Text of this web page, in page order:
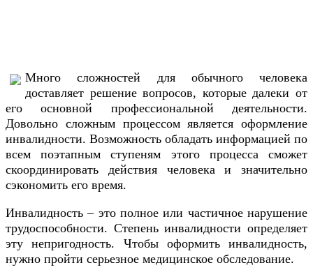
Много сложностей для обычного человека
доставляет решение вопросов, которые далеки от
его основной профессиональной деятельности.
Довольно сложным процессом является оформление
инвалидности. Возможность обладать информацией по
всем поэтапным ступеням этого процесса сможет
скоординировать действия человека и значительно
сэкономить его время.
Инвалидность – это полное или частичное нарушение
трудоспособности. Степень инвалидности определяет
эту непригодность. Чтобы оформить инвалидность,
нужно пройти серьезное медицинское обследование.